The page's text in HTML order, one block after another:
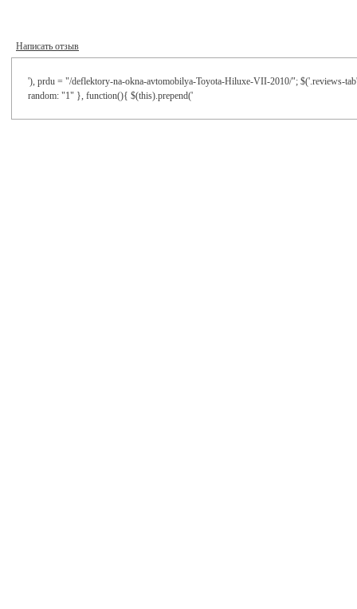
Написать отзыв
'), prdu = "/deflektory-na-okna-avtomobilya-Toyota-Hiluxe-VII-2010/"; $('.reviews-
random: "1" }, function(){ $(this).prepend('